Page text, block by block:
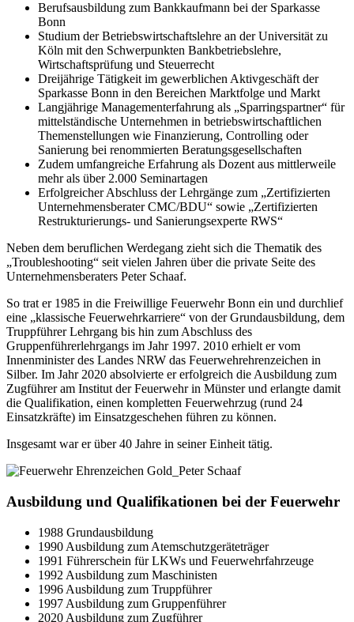
Berufsausbildung zum Bankkaufmann bei der Sparkasse
Bonn
Studium der Betriebswirtschaftslehre an der Universität zu
Köln mit den Schwerpunkten Bankbetriebslehre,
Wirtschaftsprüfung und Steuerrecht
Dreijährige Tätigkeit im gewerblichen Aktivgeschäft der
Sparkasse Bonn in den Bereichen Marktfolge und Markt
Langjährige Managementerfahrung als „Sparringspartner“ für
mittelständische Unternehmen in betriebswirtschaftlichen
Themenstellungen wie Finanzierung, Controlling oder
Sanierung bei renommierten Beratungsgesellschaften
Zudem umfangreiche Erfahrung als Dozent aus mittlerweile
mehr als über 2.000 Seminartagen
Erfolgreicher Abschluss der Lehrgänge zum „Zertifizierten
Unternehmensberater CMC/BDU“ sowie „Zertifizierten
Restrukturierungs- und Sanierungsexperte RWS“
Neben dem beruflichen Werdegang zieht sich die Thematik des
„Troubleshooting“ seit vielen Jahren über die private Seite des
Unternehmensberaters Peter Schaaf.
So trat er 1985 in die Freiwillige Feuerwehr Bonn ein und durchlief
eine „klassische Feuerwehrkarriere“ von der Grundausbildung, dem
Truppführer Lehrgang bis hin zum Abschluss des
Gruppenführerlehrgangs im Jahr 1997. 2010 erhielt er vom
Innenminister des Landes NRW das Feuerwehrehrenzeichen in
Silber. Im Jahr 2020 absolvierte er erfolgreich die Ausbildung zum
Zugführer am Institut der Feuerwehr in Münster und erlangte damit
die Qualifikation, einen kompletten Feuerwehrzug (rund 24
Einsatzkräfte) im Einsatzgeschehen führen zu können.
Insgesamt war er über 40 Jahre in seiner Einheit tätig.
Ausbildung und Qualifikationen bei der Feuerwehr
1988 Grundausbildung
1990 Ausbildung zum Atemschutzgeräteträger
1991 Führerschein für LKWs und Feuerwehrfahrzeuge
1992 Ausbildung zum Maschinisten
1996 Ausbildung zum Truppführer
1997 Ausbildung zum Gruppenführer
2020 Ausbildung zum Zugführer